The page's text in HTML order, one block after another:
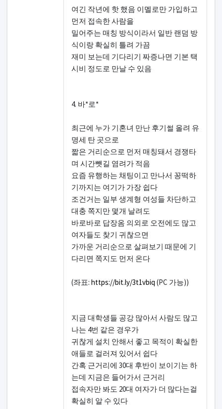
여긴 작년에 핫 했음 이멜로만 가입하고
먼저 접속한 사람을
밀어주는 매칭 방식이라서 일반 랜덤 방
식이랑 확실히 틀려 가끔
재미 보는데 기다리기 짜증나면 기본 택
시비 정도로 만날 수 있음
4. 바*로*
최근에 누가 기혼녀 만난 후기썰 올려 유
명세 탄 곳으로
짧은 거리순으로 먼저 매칭돼서 경쟁타
며 시간뺏길 염려가 적음
요즘 유행하는 채팅이고 만나서 꽁떡하
기까지는 여기가 가장 쉽다
조건거는 일부 생계형 여성들 차단하고
대충 쪽지만 몇개 날려도
바로바로 답장옴 의외로 오전에도 많고
여자들도 찾기 귀찮으면
가까운 거리순으로 살펴보기 때문에 기
다리면 쪽지도 먼저 온다
(좌표: https://bit.ly/3t1vbiq (PC 가능))
지금 대학생들 공강 많아서 사람도 많고
나는 4번 같은 경우가
귀찮게 설치 안해서 좋고 목적이 확실한
애들로 걸러져 있어서 쉽다
간혹 근거리에 30대 후반이 보이기는 하
는데 지금은 들어가서 근거리
접속자만 봐도 20대 여자가 더 많다는걸
확실히 알 수 있다